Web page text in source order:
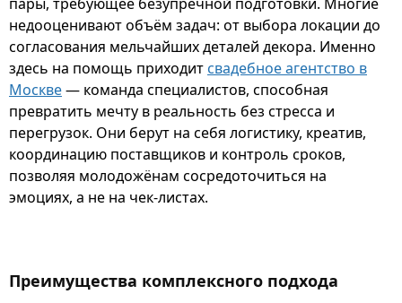
недооценивают объём задач: от выбора локации до
согласования мельчайших деталей декора. Именно
здесь на помощь приходит свадебное агентство в
Москве— команда специалистов, способная
превратить мечту в реальность без стресса и
перегрузок. Они берут на себя логистику, креатив,
координацию поставщиков и контроль сроков,
позволяя молодожёнам сосредоточиться на
эмоциях, а не на чек-листах.
Преимущества комплексного подхода